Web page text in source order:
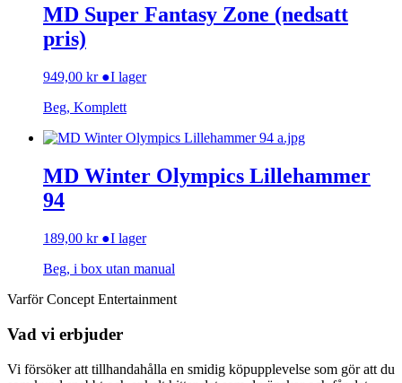
MD Super Fantasy Zone (nedsatt
pris)
949,00 kr ●I lager
Beg, Komplett
MD Winter Olympics Lillehammer
94
189,00 kr ●I lager
Beg, i box utan manual
Varför Concept Entertainment
Vad vi erbjuder
Vi försöker att tillhandahålla en smidig köpupplevelse som gör att du